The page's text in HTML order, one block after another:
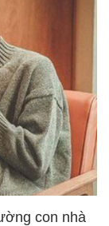
con nhà